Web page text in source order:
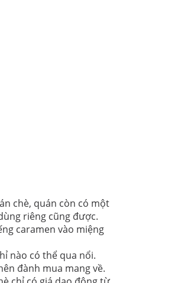
chè, quán còn có một
riêng cũng được.
caramen vào miệng
nào có thể qua nổi.
đành mua mang về.